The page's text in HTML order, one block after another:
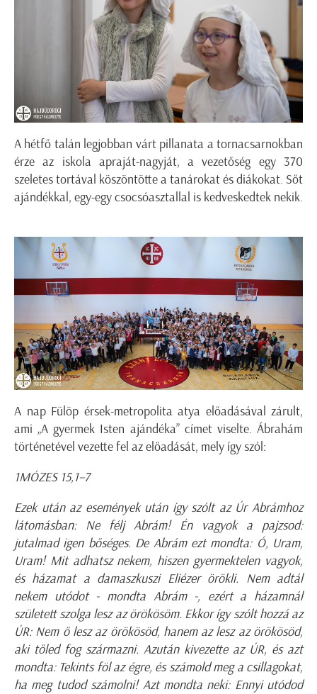
A hétfő talán legjobban várt pillanata a tornacsarnokban
érze az iskola apraját-nagyját, a vezetőség egy 370
szeletes tortával köszöntötte a tanárokat és diákokat. Sőt
ajándékkal, egy-egy csocsóasztallal is kedveskedtek nekik.
A nap Fülöp érsek-metropolita atya előadásával zárult,
ami „A gyermek Isten ajándéka” címet viselte. Ábrahám
történetével vezette fel az előadását, mely így szól:
1MÓZES 15,1–7
Ezek után az események után így szólt az Úr Abrámhoz
látomásban: Ne félj Abrám! Én vagyok a pajzsod:
jutalmad igen bőséges. De Abrám ezt mondta: Ó, Uram,
Uram! Mit adhatsz nekem, hiszen gyermektelen vagyok,
és házamat a damaszkuszi Eliézer örökli. Nem adtál
nekem utódot - mondta Abrám -, ezért a házamnál
született szolga lesz az örökösöm. Ekkor így szólt hozzá az
ÚR: Nem ő lesz az örökösöd, hanem az lesz az örökösöd,
aki tőled fog származni. Azután kivezette az ÚR, és azt
mondta: Tekints föl az égre, és számold meg a csillagokat,
ha meg tudod számolni! Azt mondta neki: Ennyi utódod